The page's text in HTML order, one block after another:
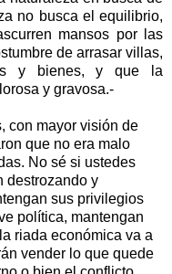
no busca el equilibrio,
mansos por las
de arrasar villas,
y bienes, y que la
y gravosa.-
mayor visión de
que no era malo
No sé si ustedes
destrozando y
sus privilegios
política, mantengan
riada económica va a
vender lo que quede